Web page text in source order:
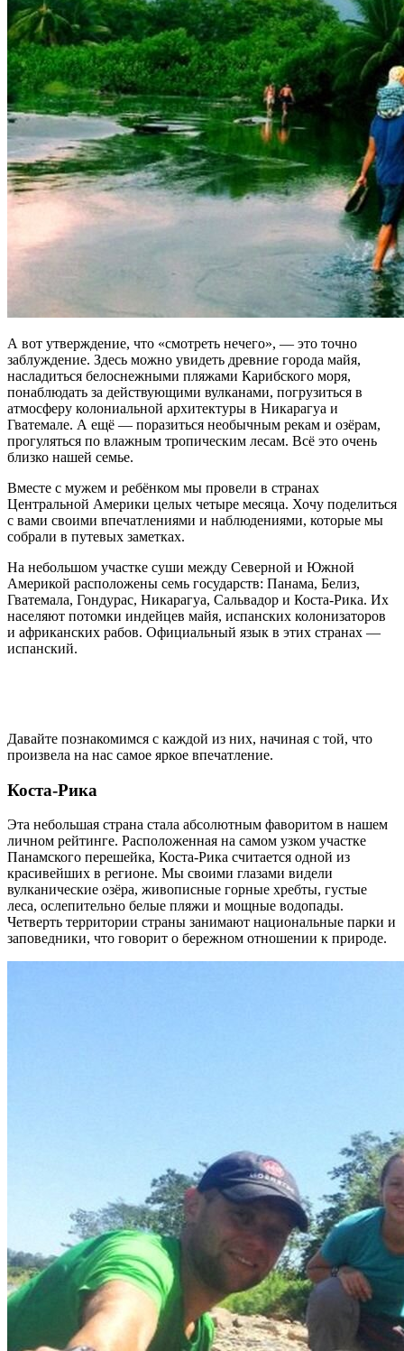
А вот утверждение, что «смотреть нечего», — это точно
заблуждение. Здесь можно увидеть древние города майя,
насладиться белоснежными пляжами Карибского моря,
понаблюдать за действующими вулканами, погрузиться в
атмосферу колониальной архитектуры в Никарагуа и
Гватемале. А ещё — поразиться необычным рекам и озёрам,
прогуляться по влажным тропическим лесам. Всё это очень
близко нашей семье.
Вместе с мужем и ребёнком мы провели в странах
Центральной Америки целых четыре месяца. Хочу поделиться
с вами своими впечатлениями и наблюдениями, которые мы
собрали в путевых заметках.
На небольшом участке суши между Северной и Южной
Америкой расположены семь государств: Панама, Белиз,
Гватемала, Гондурас, Никарагуа, Сальвадор и Коста-Рика. Их
населяют потомки индейцев майя, испанских колонизаторов
и африканских рабов. Официальный язык в этих странах —
испанский.
Давайте познакомимся с каждой из них, начиная с той, что
произвела на нас самое яркое впечатление.
Коста-Рика
Эта небольшая страна стала абсолютным фаворитом в нашем
личном рейтинге. Расположенная на самом узком участке
Панамского перешейка, Коста-Рика считается одной из
красивейших в регионе. Мы своими глазами видели
вулканические озёра, живописные горные хребты, густые
леса, ослепительно белые пляжи и мощные водопады.
Четверть территории страны занимают национальные парки и
заповедники, что говорит о бережном отношении к природе.